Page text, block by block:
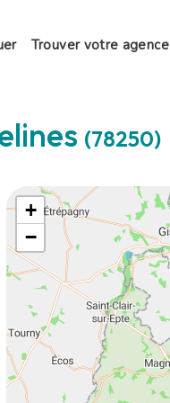
Trouver votre agence
(78250)
+
−